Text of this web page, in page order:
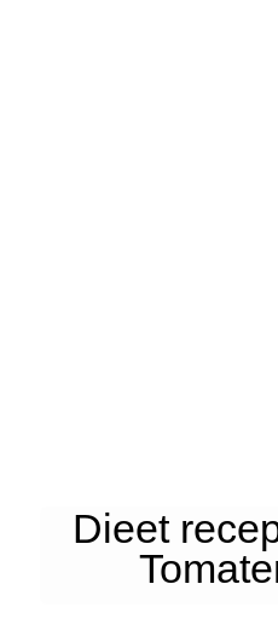
Dieet